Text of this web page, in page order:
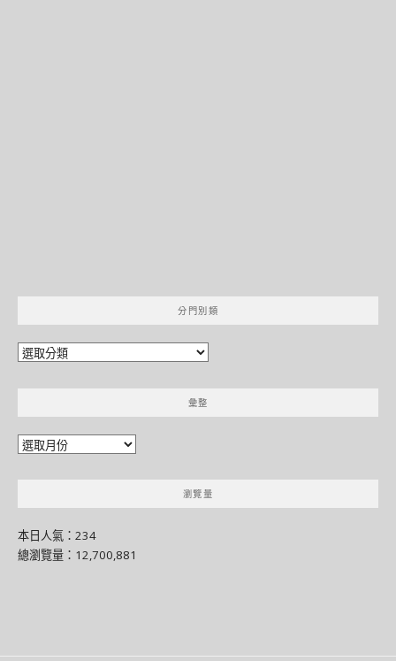
分門別類
分
別
彙整
彙
瀏覽量
本日人氣：234
總瀏覽量：12,700,881